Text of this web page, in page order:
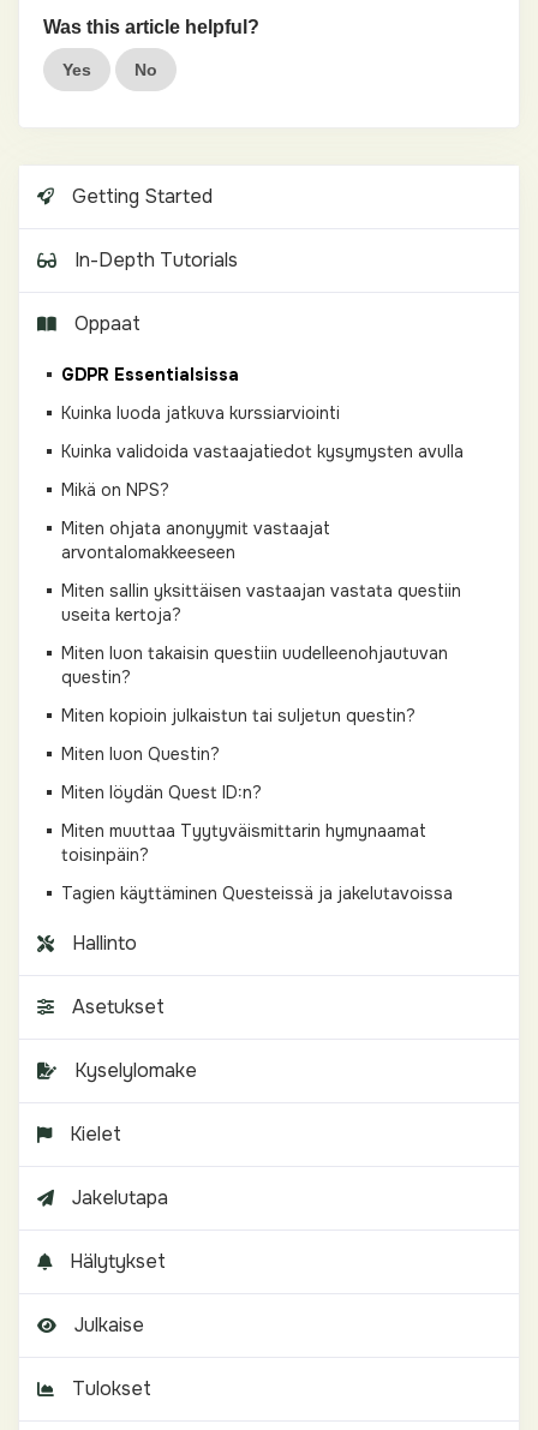
Was this article helpful?
Yes No
Getting Started
In-Depth Tutorials
Oppaat
GDPR Essentialsissa
Kuinka luoda jatkuva kurssiarviointi
Kuinka validoida vastaajatiedot kysymysten avulla
Mikä on NPS?
Miten ohjata anonyymit vastaajat
arvontalomakkeeseen
Miten sallin yksittäisen vastaajan vastata questiin
useita kertoja?
Miten luon takaisin questiin uudelleenohjautuvan
questin?
Miten kopioin julkaistun tai suljetun questin?
Miten luon Questin?
Miten löydän Quest ID:n?
Miten muuttaa Tyytyväismittarin hymynaamat
toisinpäin?
Tagien käyttäminen Questeissä ja jakelutavoissa
Hallinto
Asetukset
Kyselylomake
Kielet
Jakelutapa
Hälytykset
Julkaise
Tulokset